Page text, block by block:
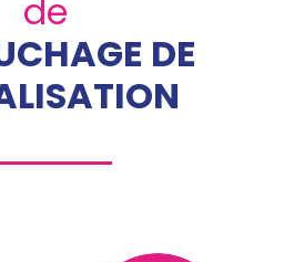
de
DE